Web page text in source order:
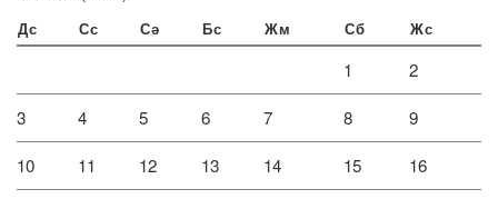
Дс Сс Сә Бс Жм Сб Жс
1 2
3 4 5 6 7 8 9
10 11 12 13 14 15 16